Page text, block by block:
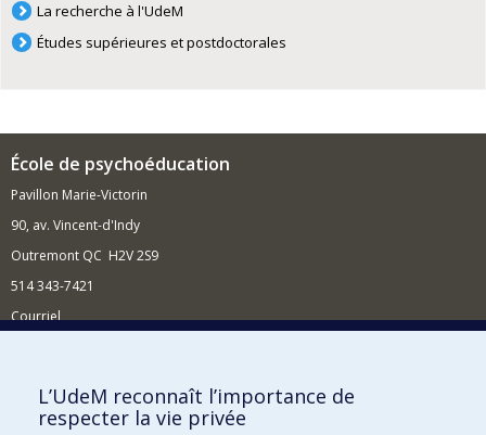
La recherche à l'UdeM
Études supérieures et postdoctorales
École de psychoéducation
Pavillon Marie-Victorin
90, av. Vincent-d'Indy
Outremont QC H2V 2S9
514 343-7421
Courriel
Comment soutenir l'École?
BESOIN D'AIDE?
L’UdeM reconnaît l’importance de
respecter la vie privée